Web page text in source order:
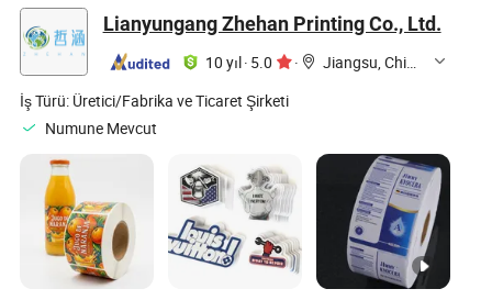
için
Lianyungang Zhehan Printing Co., Ltd.
10 yıl· 5.0 ·
Jiangsu, China
İş Türü: Üretici/Fabrika ve Ticaret Şirketi
Numune Mevcut